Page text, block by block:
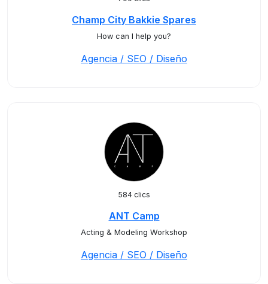
Champ City Bakkie Spares
How can I help you?
Agencia / SEO / Diseño
584 clics
ANT Camp
Acting & Modeling Workshop
Agencia / SEO / Diseño